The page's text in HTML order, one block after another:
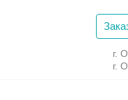
г.
г.